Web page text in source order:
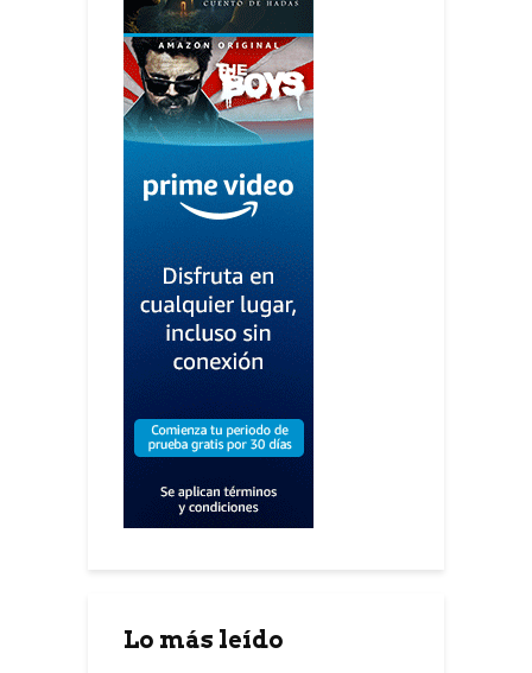
Lo más leído